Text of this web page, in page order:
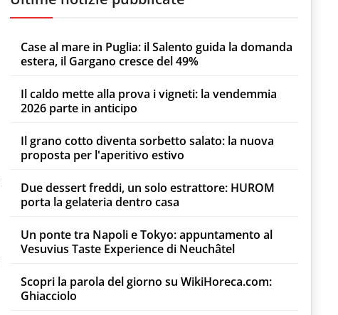
Case al mare in Puglia: il Salento guida la domanda
estera, il Gargano cresce del 49%
Il caldo mette alla prova i vigneti: la vendemmia
2026 parte in anticipo
Il grano cotto diventa sorbetto salato: la nuova
proposta per l'aperitivo estivo
Due dessert freddi, un solo estrattore: HUROM
porta la gelateria dentro casa
Un ponte tra Napoli e Tokyo: appuntamento al
Vesuvius Taste Experience di Neuchâtel
Scopri la parola del giorno su WikiHoreca.com:
Ghiacciolo